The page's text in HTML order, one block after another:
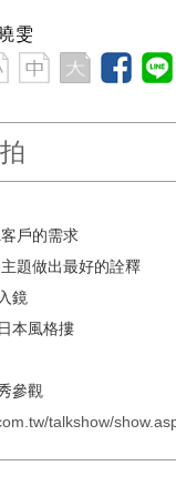
雯
戶的需求
題做出最好的詮釋
鏡
本風格摟
參觀
talkshow/